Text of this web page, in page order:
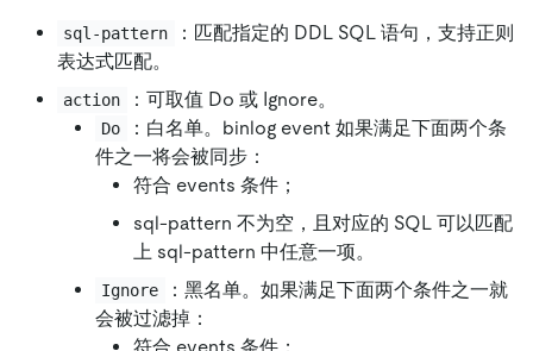
sql-pattern
：匹配指定的 DDL SQL 语句，支持正则
表达式匹配。
action ：可取值 Do 或 Ignore。
Do
：白名单。binlog event 如果满足下面两个条
件之一将会被同步：
符合 events 条件；
sql-pattern 不为空，且对应的 SQL 可以匹配
上 sql-pattern 中任意一项。
Ignore
：黑名单。如果满足下面两个条件之一就
会被过滤掉：